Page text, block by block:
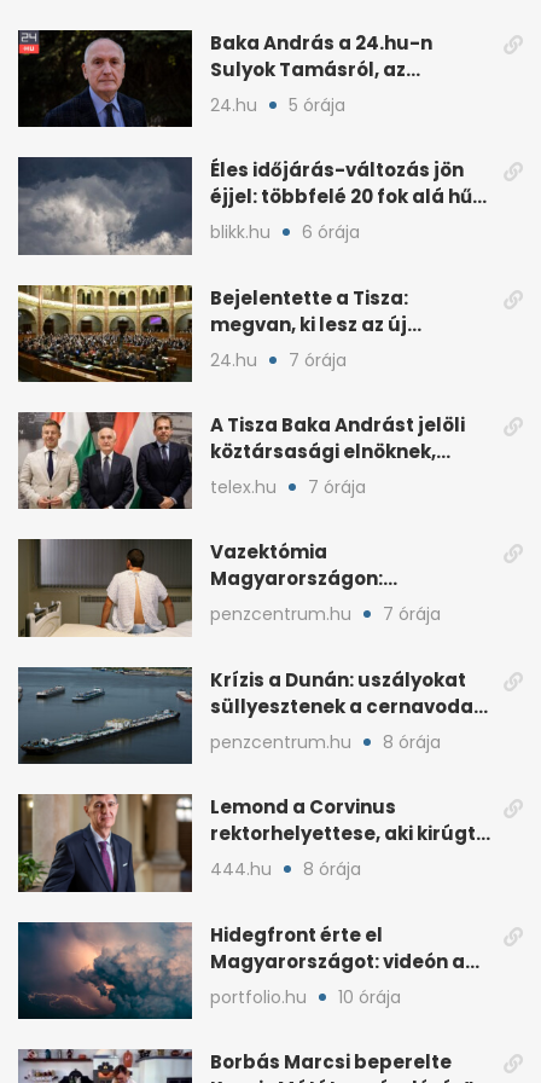
Baka András a 24.hu-n
Sulyok Tamásról, az
alkotmányról és a Tiszáról
24.hu 5 órája
Éles időjárás-változás jön
éjjel: többfelé 20 fok alá hűl
a levegő
blikk.hu 6 órája
Bejelentette a Tisza:
megvan, ki lesz az új
köztársasági elnök
24.hu 7 órája
A Tisza Baka Andrást jelöli
köztársasági elnöknek,
kedden szavazhat a Ház
telex.hu 7 órája
Vazektómia
Magyarországon:
magánban is akár egy év a
várólista
penzcentrum.hu 7 órája
Krízis a Dunán: uszályokat
süllyesztenek a cernavodai
atomerőműért
penzcentrum.hu 8 órája
Lemond a Corvinus
rektorhelyettese, aki kirúgta
Ádám Zoltánt
444.hu 8 órája
Hidegfront érte el
Magyarországot: videón a
látványos időjárásváltás
portfolio.hu 10 órája
Borbás Marcsi beperelte